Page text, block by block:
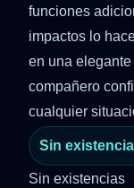
funciones
impactos lo
en una
compañero
cualquier
Sin
Sin existencias